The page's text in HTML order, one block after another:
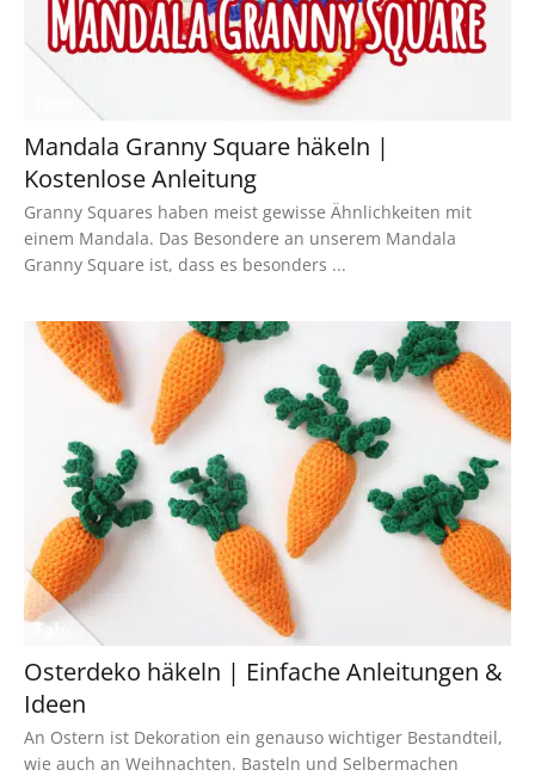
Mandala Granny Square häkeln |
Kostenlose Anleitung
Granny Squares haben meist gewisse Ähnlichkeiten mit
einem Mandala. Das Besondere an unserem Mandala
Granny Square ist, dass es besonders ...
Osterdeko häkeln | Einfache Anleitungen &
Ideen
An Ostern ist Dekoration ein genauso wichtiger Bestandteil,
wie auch an Weihnachten. Basteln und Selbermachen